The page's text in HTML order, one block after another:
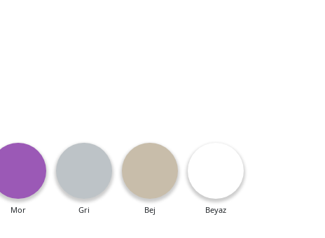
Mor Gri Bej Beyaz